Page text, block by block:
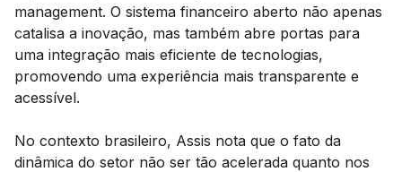
management. O sistema financeiro aberto não apenas
catalisa a inovação, mas também abre portas para
uma integração mais eficiente de tecnologias,
promovendo uma experiência mais transparente e
acessível.
No contexto brasileiro, Assis nota que o fato da
dinâmica do setor não ser tão acelerada quanto nos